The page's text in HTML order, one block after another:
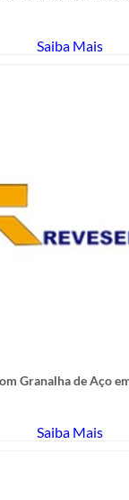
Saiba Mais
Granalha de Aço
Saiba Mais